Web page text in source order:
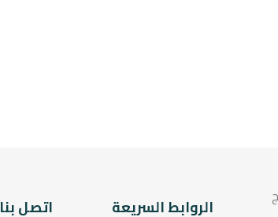
الروابط السريعة اتصل بنا